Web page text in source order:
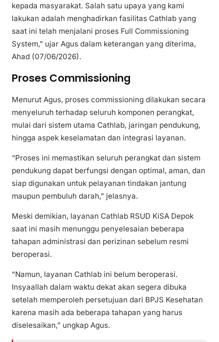
kepada masyarakat. Salah satu upaya yang kami
lakukan adalah menghadirkan fasilitas Cathlab yang
saat ini telah menjalani proses Full Commissioning
System,” ujar Agus dalam keterangan yang diterima,
Ahad (07/06/2026).
Proses Commissioning
Menurut Agus, proses commissioning dilakukan secara
menyeluruh terhadap seluruh komponen perangkat,
mulai dari sistem utama Cathlab, jaringan pendukung,
hingga aspek keselamatan dan integrasi layanan.
“Proses ini memastikan seluruh perangkat dan sistem
pendukung dapat berfungsi dengan optimal, aman, dan
siap digunakan untuk pelayanan tindakan jantung
maupun pembuluh darah,” jelasnya.
Meski demikian, layanan Cathlab RSUD KiSA Depok
saat ini masih menunggu penyelesaian beberapa
tahapan administrasi dan perizinan sebelum resmi
beroperasi.
“Namun, layanan Cathlab ini belum beroperasi.
Insyaallah dalam waktu dekat akan segera dibuka
setelah memperoleh persetujuan dari BPJS Kesehatan
karena masih ada beberapa tahapan yang harus
diselesaikan,” ungkap Agus.